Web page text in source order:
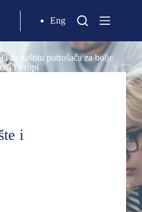
Eng
za zaštitu potrošača za bolje
Evropi
i